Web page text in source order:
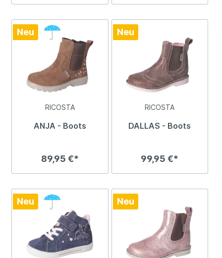
Neu
RICOSTA
ANJA - Boots
89,95 €*
Neu
RICOSTA
DALLAS - Boots
99,95 €*
Neu Neu